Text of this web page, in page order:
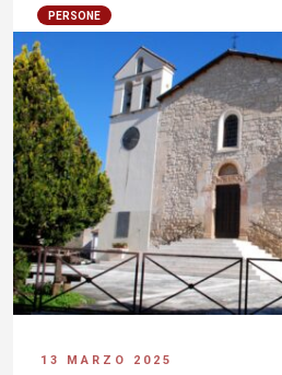
PERSONE
13 MARZO 2025